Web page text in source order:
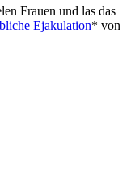
Frauen und las das
Ejakulation* von